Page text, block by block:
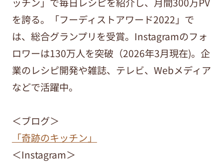
を誇る。「フーディストアワード2022」で
は、総合グランプリを受賞。Instagramのフォ
ロワーは130万人を突破（2026年3月現在)。企
業のレシピ開発や雑誌、テレビ、Webメディア
などで活躍中。
＜ブログ＞
「奇跡のキッチン」
＜Instagram＞